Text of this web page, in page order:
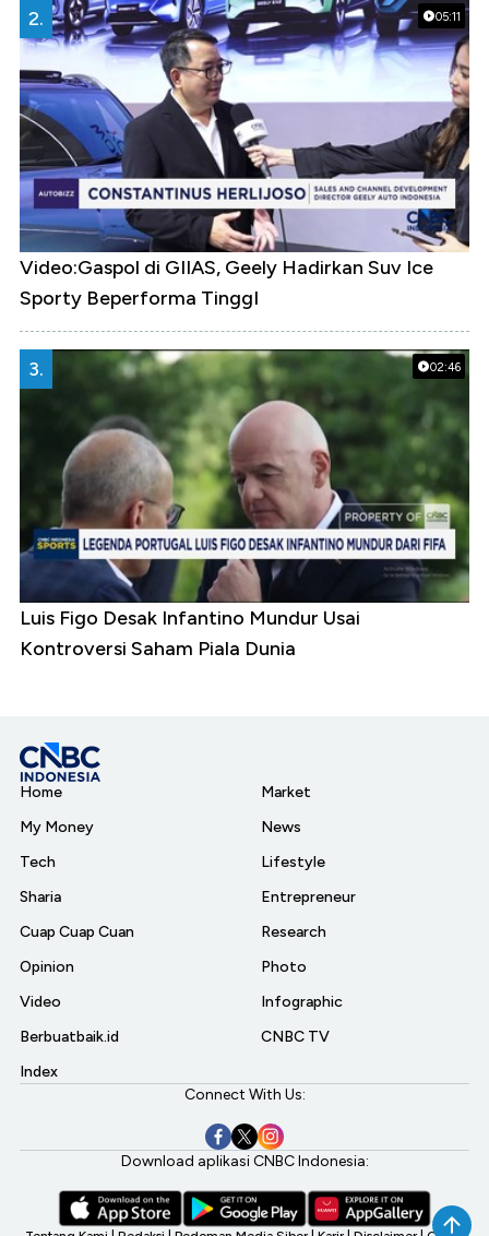
05:11
2.
Video:Gaspol di GIIAS, Geely Hadirkan Suv Ice
Sporty Beperforma TinggI
02:46
3.
Luis Figo Desak Infantino Mundur Usai
Kontroversi Saham Piala Dunia
Home
My Money
Tech
Sharia
Cuap Cuap Cuan
Opinion
Video
Berbuatbaik.id
Index
Market
News
Lifestyle
Entrepreneur
Research
Photo
Infographic
CNBC TV
Connect With Us:
Download aplikasi CNBC Indonesia: